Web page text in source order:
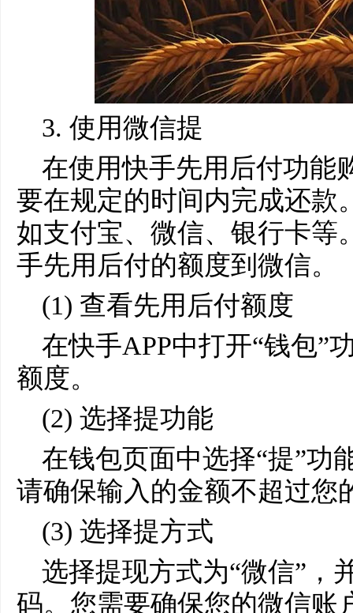
3. 使用微信提
在使用快手先用后付功能
要在规定的时间内完成还款
如支付宝、微信、银行卡等
手先用后付的额度到微信。
(1) 查看先用后付额度
在快手APP中打开“钱包”
额度。
(2) 选择提功能
在钱包页面中选择“提”功
请确保输入的金额不超过您
(3) 选择提方式
选择提现方式为“微信”，
码。您需要确保您的微信账